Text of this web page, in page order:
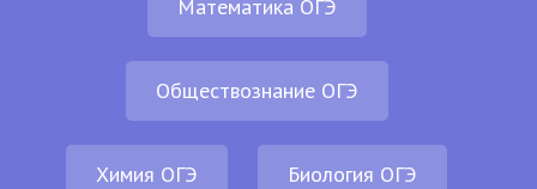
Математика ОГЭ
Обществознание ОГЭ
Химия ОГЭ Биология ОГЭ